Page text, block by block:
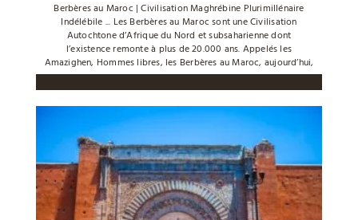
Berbères au Maroc | Civilisation Maghrébine Plurimillénaire
Indélébile ... Les Berbères au Maroc sont une Civilisation
Autochtone d’Afrique du Nord et subsaharienne dont
l’existence remonte à plus de 20.000 ans. Appelés les
Amazighen, Hommes libres, les Berbères au Maroc, aujourd’hui,